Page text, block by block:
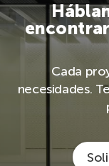
Cada
necesidades.